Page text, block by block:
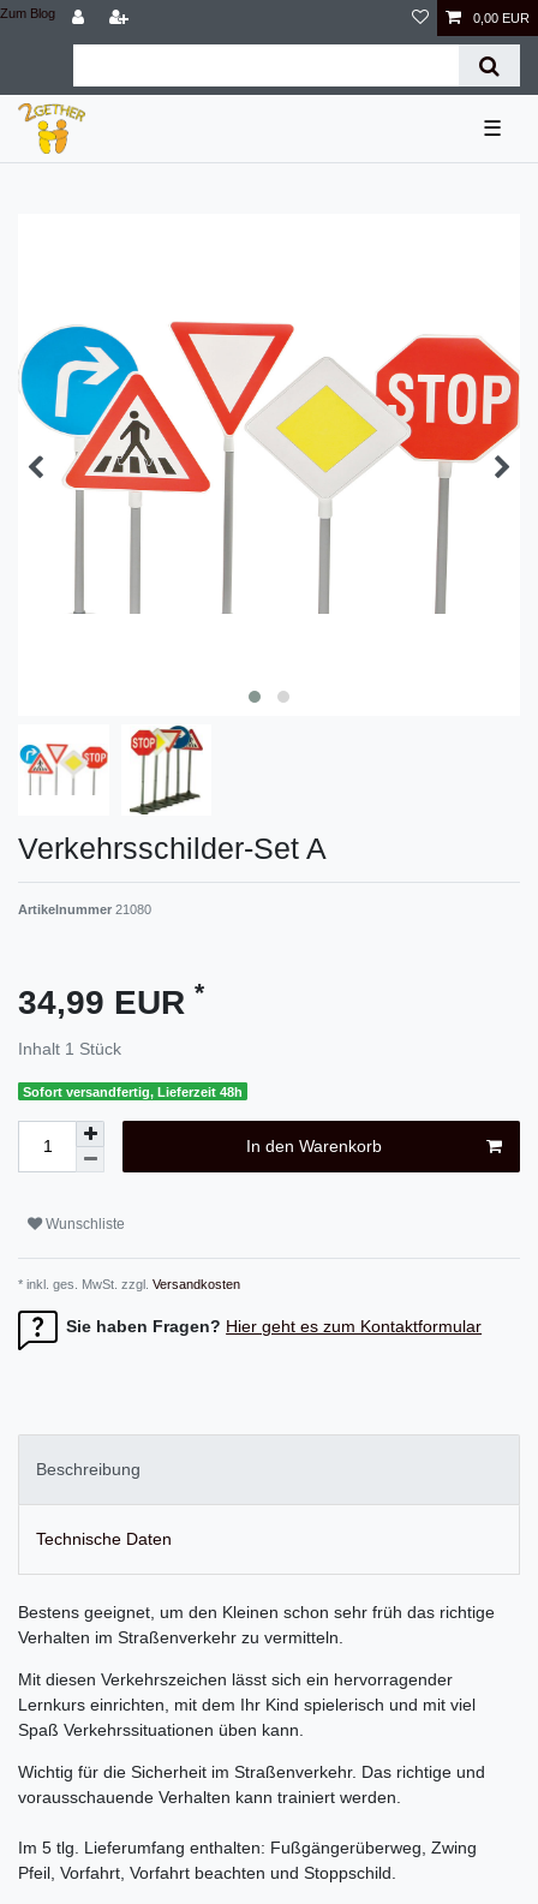
Zum Blog 0,00 EUR
☰
Verkehrsschilder-Set A
Artikelnummer 21080
34,99 EUR *
Inhalt 1 Stück
Sofort versandfertig, Lieferzeit 48h
In den Warenkorb
Wunschliste
* inkl. ges. MwSt. zzgl. Versandkosten
Sie haben Fragen? Hier geht es zum Kontaktformular
Beschreibung
Technische Daten
Bestens geeignet, um den Kleinen schon sehr früh das richtige
Verhalten im Straßenverkehr zu vermitteln.
Mit diesen Verkehrszeichen lässt sich ein hervorragender
Lernkurs einrichten, mit dem Ihr Kind spielerisch und mit viel
Spaß Verkehrssituationen üben kann.
Wichtig für die Sicherheit im Straßenverkehr. Das richtige und
vorausschauende Verhalten kann trainiert werden.
Im 5 tlg. Lieferumfang enthalten: Fußgängerüberweg, Zwing
Pfeil, Vorfahrt, Vorfahrt beachten und Stoppschild.